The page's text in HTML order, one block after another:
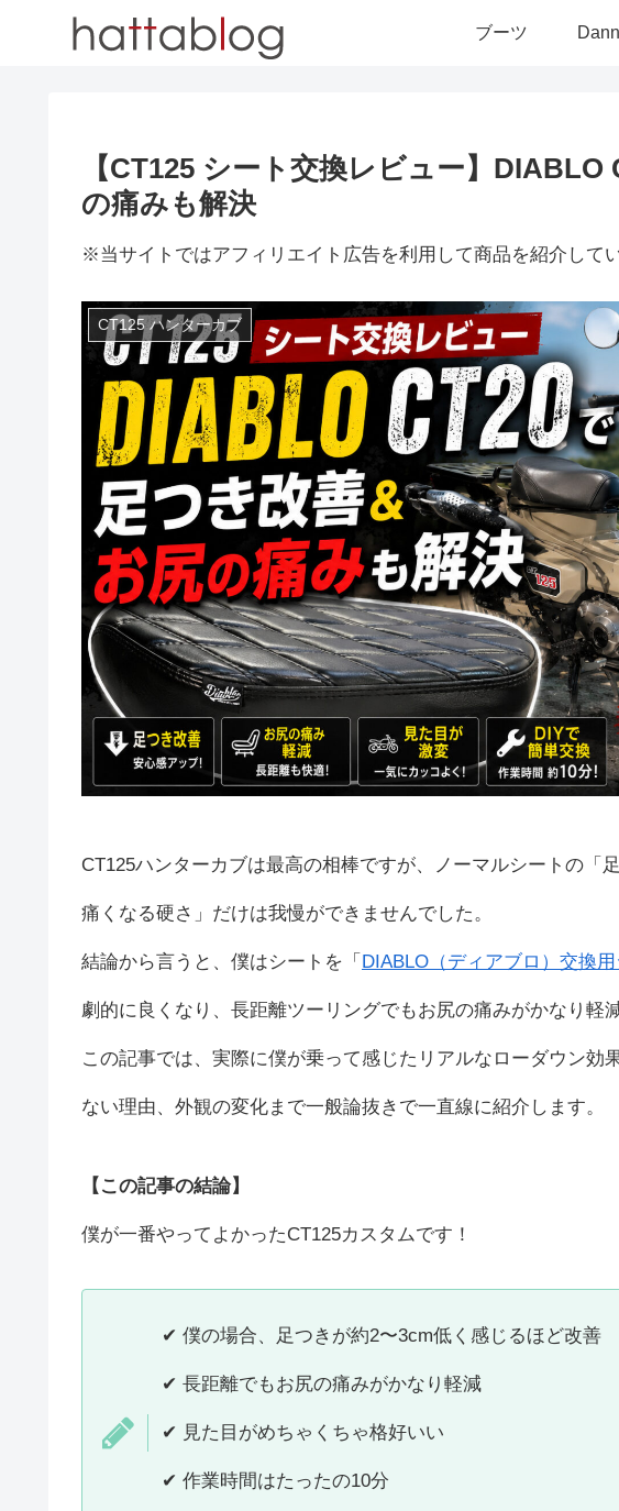
ブーツ
【CT125 シート交換レビュー】
の痛みも解決
※当サイトではアフィリエイト広告を利用して商品を紹介してい
CT125 ハンターカブ
CT125ハンターカブは最高の相棒ですが、ノーマルシートの「
痛くなる硬さ」だけは我慢ができませんでした。
結論から言うと、僕はシートを「 DIABLO（ディアブロ）交換
劇的に良くなり、長距離ツーリングでもお尻の痛みがかなり軽
この記事では、実際に僕が乗って感じたリアルなローダウン効
ない理由、外観の変化まで一般論抜きで一直線に紹介します。
【この記事の結論】
僕が一番やってよかったCT125カスタムです！
✔ 僕の場合、足つきが約2〜3cm低く感じるほど改善
✔ 長距離でもお尻の痛みがかなり軽減
✔ 見た目がめちゃくちゃ格好いい
✔ 作業時間はたったの10分